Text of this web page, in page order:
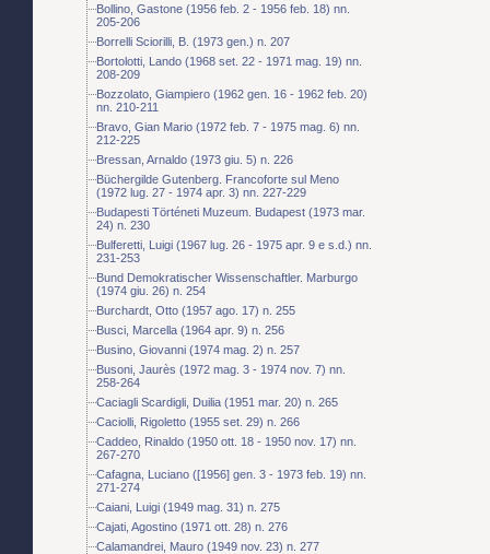
Bollino, Gastone (1956 feb. 2 - 1956 feb. 18) nn.
205-206
Borrelli Sciorilli, B. (1973 gen.) n. 207
Bortolotti, Lando (1968 set. 22 - 1971 mag. 19) nn.
208-209
Bozzolato, Giampiero (1962 gen. 16 - 1962 feb. 20)
nn. 210-211
Bravo, Gian Mario (1972 feb. 7 - 1975 mag. 6) nn.
212-225
Bressan, Arnaldo (1973 giu. 5) n. 226
Büchergilde Gutenberg. Francoforte sul Meno
(1972 lug. 27 - 1974 apr. 3) nn. 227-229
Budapesti Történeti Muzeum. Budapest (1973 mar.
24) n. 230
Bulferetti, Luigi (1967 lug. 26 - 1975 apr. 9 e s.d.) nn.
231-253
Bund Demokratischer Wissenschaftler. Marburgo
(1974 giu. 26) n. 254
Burchardt, Otto (1957 ago. 17) n. 255
Busci, Marcella (1964 apr. 9) n. 256
Busino, Giovanni (1974 mag. 2) n. 257
Busoni, Jaurès (1972 mag. 3 - 1974 nov. 7) nn.
258-264
Caciagli Scardigli, Duilia (1951 mar. 20) n. 265
Caciolli, Rigoletto (1955 set. 29) n. 266
Caddeo, Rinaldo (1950 ott. 18 - 1950 nov. 17) nn.
267-270
Cafagna, Luciano ([1956] gen. 3 - 1973 feb. 19) nn.
271-274
Caiani, Luigi (1949 mag. 31) n. 275
Cajati, Agostino (1971 ott. 28) n. 276
Calamandrei, Mauro (1949 nov. 23) n. 277